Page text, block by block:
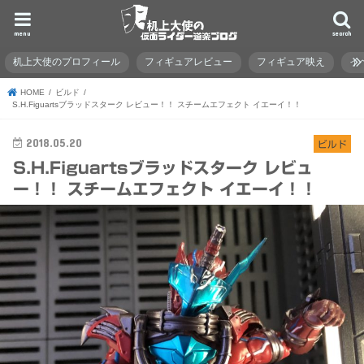
search
menu
机上大使のプロフィール フィギュアレビュー フィギュア映え イ
HOME
ビルド
S.H.Figuartsブラッドスターク レビュー！！ スチームエフェクト イエーイ！！
ビルド
2018.05.20
S.H.Figuartsブラッドスターク レビュ
ー！！ スチームエフェクト イエーイ！！